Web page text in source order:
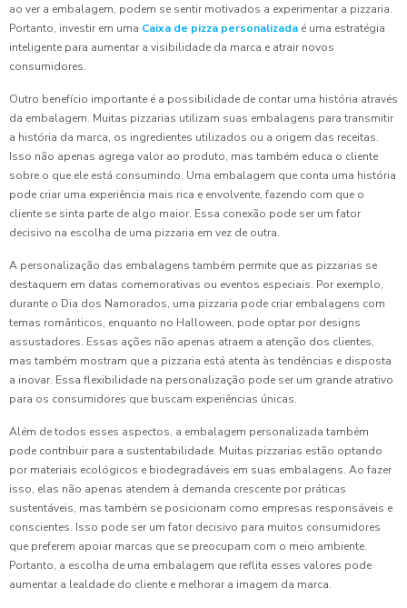
ao ver a embalagem, podem se sentir motivados a experimentar a pizzaria.
Portanto, investir em uma Caixa de pizza personalizada é uma estratégia
inteligente para aumentar a visibilidade da marca e atrair novos
consumidores.
Outro benefício importante é a possibilidade de contar uma história através
da embalagem. Muitas pizzarias utilizam suas embalagens para transmitir
a história da marca, os ingredientes utilizados ou a origem das receitas.
Isso não apenas agrega valor ao produto, mas também educa o cliente
sobre o que ele está consumindo. Uma embalagem que conta uma história
pode criar uma experiência mais rica e envolvente, fazendo com que o
cliente se sinta parte de algo maior. Essa conexão pode ser um fator
decisivo na escolha de uma pizzaria em vez de outra.
A personalização das embalagens também permite que as pizzarias se
destaquem em datas comemorativas ou eventos especiais. Por exemplo,
durante o Dia dos Namorados, uma pizzaria pode criar embalagens com
temas românticos, enquanto no Halloween, pode optar por designs
assustadores. Essas ações não apenas atraem a atenção dos clientes,
mas também mostram que a pizzaria está atenta às tendências e disposta
a inovar. Essa flexibilidade na personalização pode ser um grande atrativo
para os consumidores que buscam experiências únicas.
Além de todos esses aspectos, a embalagem personalizada também
pode contribuir para a sustentabilidade. Muitas pizzarias estão optando
por materiais ecológicos e biodegradáveis em suas embalagens. Ao fazer
isso, elas não apenas atendem à demanda crescente por práticas
sustentáveis, mas também se posicionam como empresas responsáveis e
conscientes. Isso pode ser um fator decisivo para muitos consumidores
que preferem apoiar marcas que se preocupam com o meio ambiente.
Portanto, a escolha de uma embalagem que reflita esses valores pode
aumentar a lealdade do cliente e melhorar a imagem da marca.